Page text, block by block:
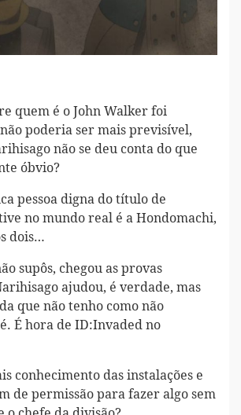
quem é o John Walker foi
poderia ser mais previsível,
não se deu conta do que
óbvio?
pessoa digna do título de
no mundo real é a Hondomachi,
dois…
supôs, chegou as provas
ajudou, é verdade, mas
que não tenho como não
É hora de ID:Invaded no
conhecimento das instalações e
de permissão para fazer algo sem